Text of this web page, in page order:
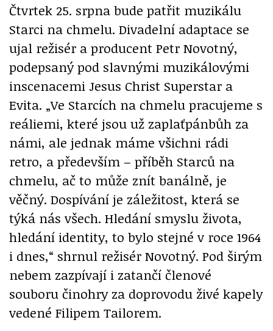
Čtvrtek 25. srpna bude patřit muzikálu
Starci na chmelu. Divadelní adaptace se
ujal režisér a producent Petr Novotný,
podepsaný pod slavnými muzikálovými
inscenacemi Jesus Christ Superstar a
Evita. „Ve Starcích na chmelu pracujeme s
reáliemi, které jsou už zaplaťpánbůh za
námi, ale jednak máme všichni rádi
retro, a především – příběh Starců na
chmelu, ač to může znít banálně, je
věčný. Dospívání je záležitost, která se
týká nás všech. Hledání smyslu života,
hledání identity, to bylo stejné v roce 1964
i dnes,“ shrnul režisér Novotný. Pod širým
nebem zazpívají i zatančí členové
souboru činohry za doprovodu živé kapely
vedené Filipem Tailorem.